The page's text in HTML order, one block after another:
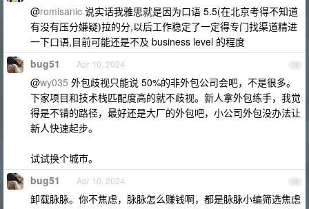
@romisanic 说实话我雅思就是因为口语 5.5(在北京考得不知道
有没有压分嫌疑)拉的分,以后工作稳定了一定得专门找渠道精进
一下口语,目前可能还是不及 business level 的程度
15
bug51 Apr 10, 2024
@wy035 外包歧视只能说 50%的非外包公司会吧，不是很多。
下家项目和技术栈匹配度高的就不歧视。新人拿外包练手，我觉
得是不错的路径，最好还是大厂的外包吧，小公司外包没办法让
新人快速起步。
试试换个城市。
16
bug51 Apr 10, 2024
卸载脉脉。你不焦虑，脉脉怎么赚钱啊，都是脉脉小编筛选焦虑